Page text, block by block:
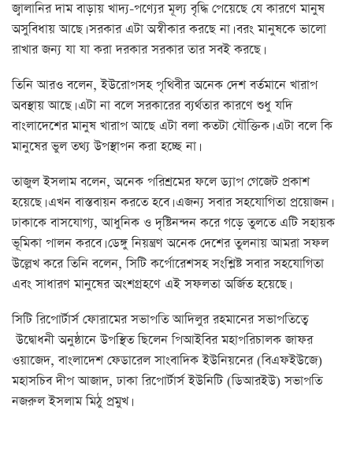
জ্বালানির দাম বাড়ায় খাদ্য-পণ্যের মূল্য বৃদ্ধি পেয়েছে যে কারণে মানুষ
অসুবিধায় আছে। সরকার এটা অস্বীকার করছে না। বরং মানুষকে ভালো
রাখার জন্য যা যা করা দরকার সরকার তার সবই করছে।
তিনি আরও বলেন, ইউরোপসহ পৃথিবীর অনেক দেশ বর্তমানে খারাপ
অবস্থায় আছে। এটা না বলে সরকারের ব্যর্থতার কারণে শুধু যদি
বাংলাদেশের মানুষ খারাপ আছে এটা বলা কতটা যৌক্তিক। এটা বলে কি
মানুষের ভুল তথ্য উপস্থাপন করা হচ্ছে না।
তাজুল ইসলাম বলেন, অনেক পরিশ্রমের ফলে ড্যাপ গেজেট প্রকাশ
হয়েছে। এখন বাস্তবায়ন করতে হবে। এজন্য সবার সহযোগিতা প্রয়োজন।
ঢাকাকে বাসযোগ্য, আধুনিক ও দৃষ্টিনন্দন করে গড়ে তুলতে এটি সহায়ক
ভূমিকা পালন করবে। ডেঙ্গু নিয়ন্ত্রণ অনেক দেশের তুলনায় আমরা সফল
উল্লেখ করে তিনি বলেন, সিটি কর্পোরেশসহ সংশ্লিষ্ট সবার সহযোগিতা
এবং সাধারণ মানুষের অংশগ্রহণে এই সফলতা অর্জিত হয়েছে।
সিটি রিপোর্টার্স ফোরামের সভাপতি আদিলুর রহমানের সভাপতিত্বে
উদ্বোধনী অনুষ্ঠানে উপস্থিত ছিলেন পিআইবির মহাপরিচালক জাফর
ওয়াজেদ, বাংলাদেশ ফেডারেল সাংবাদিক ইউনিয়নের (বিএফইউজে)
মহাসচিব দীপ আজাদ, ঢাকা রিপোর্টার্স ইউনিটি (ডিআরইউ) সভাপতি
নজরুল ইসলাম মিঠু প্রমুখ।